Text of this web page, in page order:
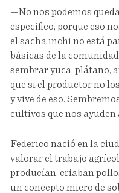
—No nos podemos
especifico, porque eso
el sacha inchi no está
básicas de la
sembrar yuca, plátano,
que si el productor no
y vive de eso.
cultivos que nos ayuden
Federico nació en la
valorar el trabajo
producían, criaban
un concepto micro de